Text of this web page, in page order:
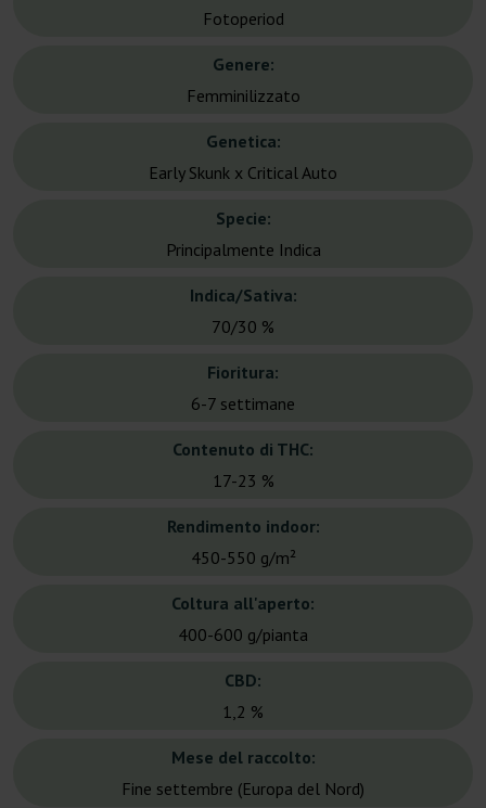
Fotoperiod
Genere:
Femminilizzato
Genetica:
Early Skunk x Critical Auto
Specie:
Principalmente Indica
Indica/Sativa:
70/30 %
Fioritura:
6-7 settimane
Contenuto di THC:
17-23 %
Rendimento indoor:
450-550 g/m²
Coltura all'aperto:
400-600 g/pianta
CBD:
1,2 %
Mese del raccolto:
Fine settembre (Europa del Nord)